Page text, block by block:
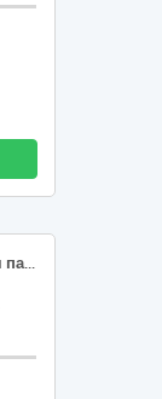
Комплект термобілизни, для формування пакунків речами для задоволення основних (базових) потреб осіб, які були позбавлені свободи внаслідок збройної агресії російської федерації проти України, після їх звільнення для забезпечення проведення протокольного заходу